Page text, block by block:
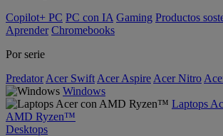
Copilot+ PC PC con IA Gaming Productos
Aprender Chromebooks
Por serie
Predator Acer Swift Acer Aspire Acer Nitro
Windows
Laptops
AMD Ryzen™
Desktops